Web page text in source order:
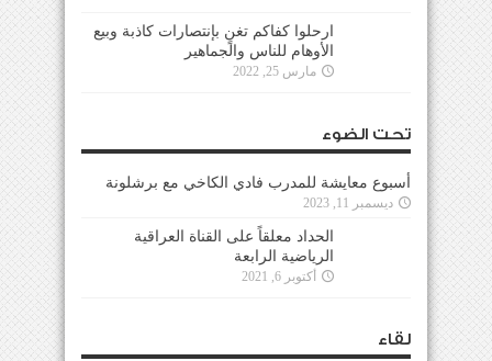
ارحلوا كفاكم تغنٍ بإنتصارات كاذبة وبيع
الأوهام للناس والجماهير
مارس 25, 2022
تحت الضوء
أسبوع معايشة للمدرب فادي الكاخي مع برشلونة
ديسمبر 11, 2023
الحداد معلقاً على القناة العراقية
الرياضية الرابعة
أكتوبر 6, 2021
لقاء